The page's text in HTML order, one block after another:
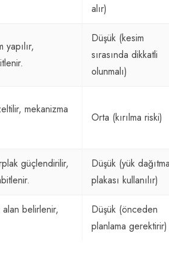
alır)
Düşük (kesim
sırasında dikkatli
olunmalı)
mekanizma
Orta (kırılma riski)
güçlendirilir,
Düşük (yük dağıtma
plakası kullanılır)
alan belirlenir,
Düşük (önceden
planlama gerektirir)